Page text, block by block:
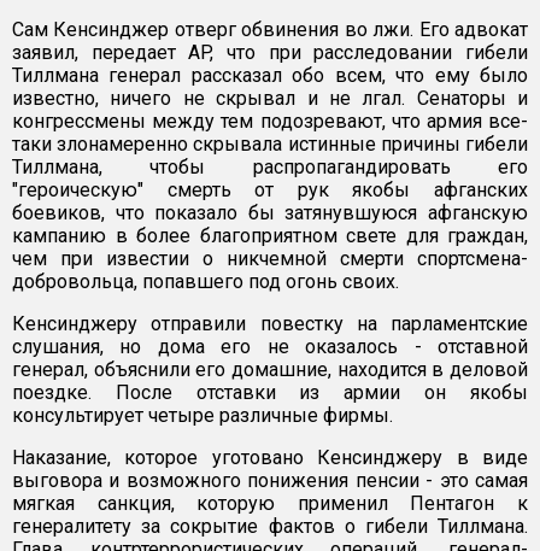
Сам Кенсинджер отверг обвинения во лжи. Его адвокат
заявил, передает AP, что при расследовании гибели
Тиллмана генерал рассказал обо всем, что ему было
известно, ничего не скрывал и не лгал. Сенаторы и
конгрессмены между тем подозревают, что армия все-
таки злонамеренно скрывала истинные причины гибели
Тиллмана, чтобы распропагандировать его
"героическую" смерть от рук якобы афганских
боевиков, что показало бы затянувшуюся афганскую
кампанию в более благоприятном свете для граждан,
чем при известии о никчемной смерти спортсмена-
добровольца, попавшего под огонь своих.
Кенсинджеру отправили повестку на парламентские
слушания, но дома его не оказалось - отставной
генерал, объяснили его домашние, находится в деловой
поездке. После отставки из армии он якобы
консультирует четыре различные фирмы.
Наказание, которое уготовано Кенсинджеру в виде
выговора и возможного понижения пенсии - это самая
мягкая санкция, которую применил Пентагон к
генералитету за сокрытие фактов о гибели Тиллмана.